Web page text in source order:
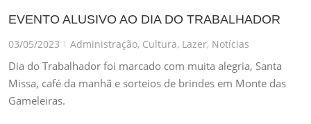
EVENTO ALUSIVO AO DIA DO TRABALHADOR
03/05/2023 | Administração, Cultura, Lazer, Notícias
Dia do Trabalhador foi marcado com muita alegria, Santa
Missa, café da manhã e sorteios de brindes em Monte das
Gameleiras.